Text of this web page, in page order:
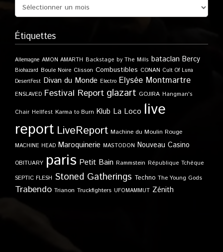
Étiquettes
Allemagne AMON AMARTH Backstage by The Mills bataclan Bercy
Biohazard Boule Noire Clisson Combustibles CONAN Cult Of Luna
DesertFest Divan du Monde Electro Elysée Montmartre
ENSLAVED Festival Report glazart GOJIRA Hangman's
Chair Hellfest Karma to Burn Klub La Loco live
report LiveReport Machine du Moulin Rouge
MACHINE HEAD Maroquinerie MASTODON Nouveau Casino
OBITUARY paris Petit Bain Rammstein République Tchèque
SEPTIC FLESH Stoned Gatherings Techno The Young Gods
Trabendo Trianon Truckfighters UFOMAMMUT Zénith